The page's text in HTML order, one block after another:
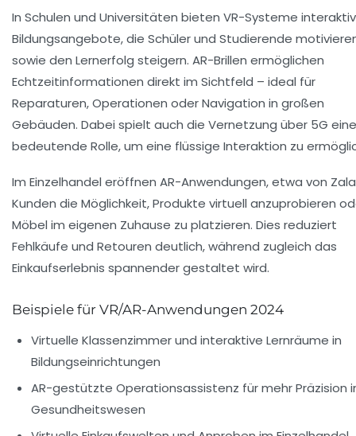
In Schulen und Universitäten bieten VR-Systeme
Bildungsangebote, die Schüler und Studierende
sowie den Lernerfolg steigern. AR-Brillen ermöglichen
Echtzeitinformationen direkt im Sichtfeld – ideal für
Reparaturen, Operationen oder Navigation in großen
Gebäuden. Dabei spielt auch die Vernetzung über 5G eine
bedeutende Rolle, um eine flüssige Interaktion zu
Im Einzelhandel eröffnen AR-Anwendungen, etwa von
Kunden die Möglichkeit, Produkte virtuell anzuprobieren
Möbel im eigenen Zuhause zu platzieren. Dies reduziert
Fehlkäufe und Retouren deutlich, während zugleich das
Einkaufserlebnis spannender gestaltet wird.
Beispiele für VR/AR-Anwendungen 2024
Virtuelle Klassenzimmer und interaktive Lernräume in
Bildungseinrichtungen
AR-gestützte Operationsassistenz für mehr Präzision
Gesundheitswesen